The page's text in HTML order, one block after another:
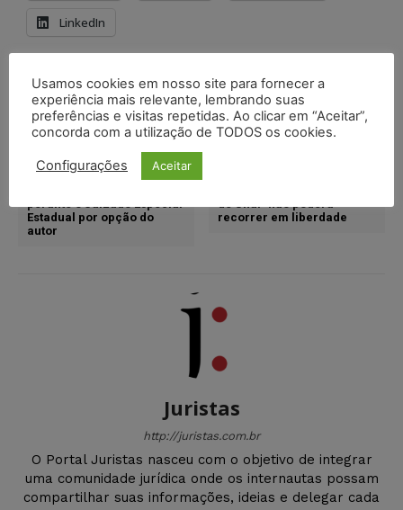
LinkedIn
TAGS ação penal
associação criminosa
Geddel Vieira Lima
julgamento
lavagem de dinheiro
lúcio vieira lima
stf
Artigo anterior
perante o Juizado Especial
Estadual por opção do
autor
de Unaí” não poderá
recorrer em liberdade
Juristas
http://juristas.com.br
O Portal Juristas nasceu com o objetivo de integrar
uma comunidade jurídica onde os internautas possam
compartilhar suas informações, ideias e delegar cada
Usamos cookies em nosso site para fornecer a
experiência mais relevante, lembrando suas
preferências e visitas repetidas. Ao clicar em “Aceitar”,
concorda com a utilização de TODOS os cookies.
Configurações Aceitar